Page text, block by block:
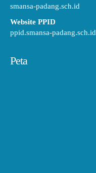
smansa-padang.sch.id
Website PPID
ppid.smansa-padang.sch.id
Peta